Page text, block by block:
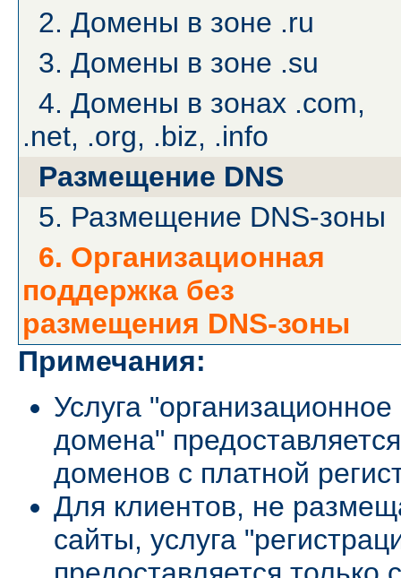
2. Домены в зоне .ru
3. Домены в зоне .su
4. Домены в зонах .com,
.net, .org, .biz, .info
Размещение DNS
5. Размещение DNS-зоны
6. Организационная
поддержка без
размещения DNS-зоны
Примечания:
Услуга
домена"
доменов с платной
Для клиентов, не
сайты, услуга